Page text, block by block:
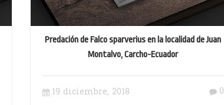
Predación de Falco sparverius en la localidad de Juan
Montalvo, Carcho-Ecuador
19 diciembre, 2018 0